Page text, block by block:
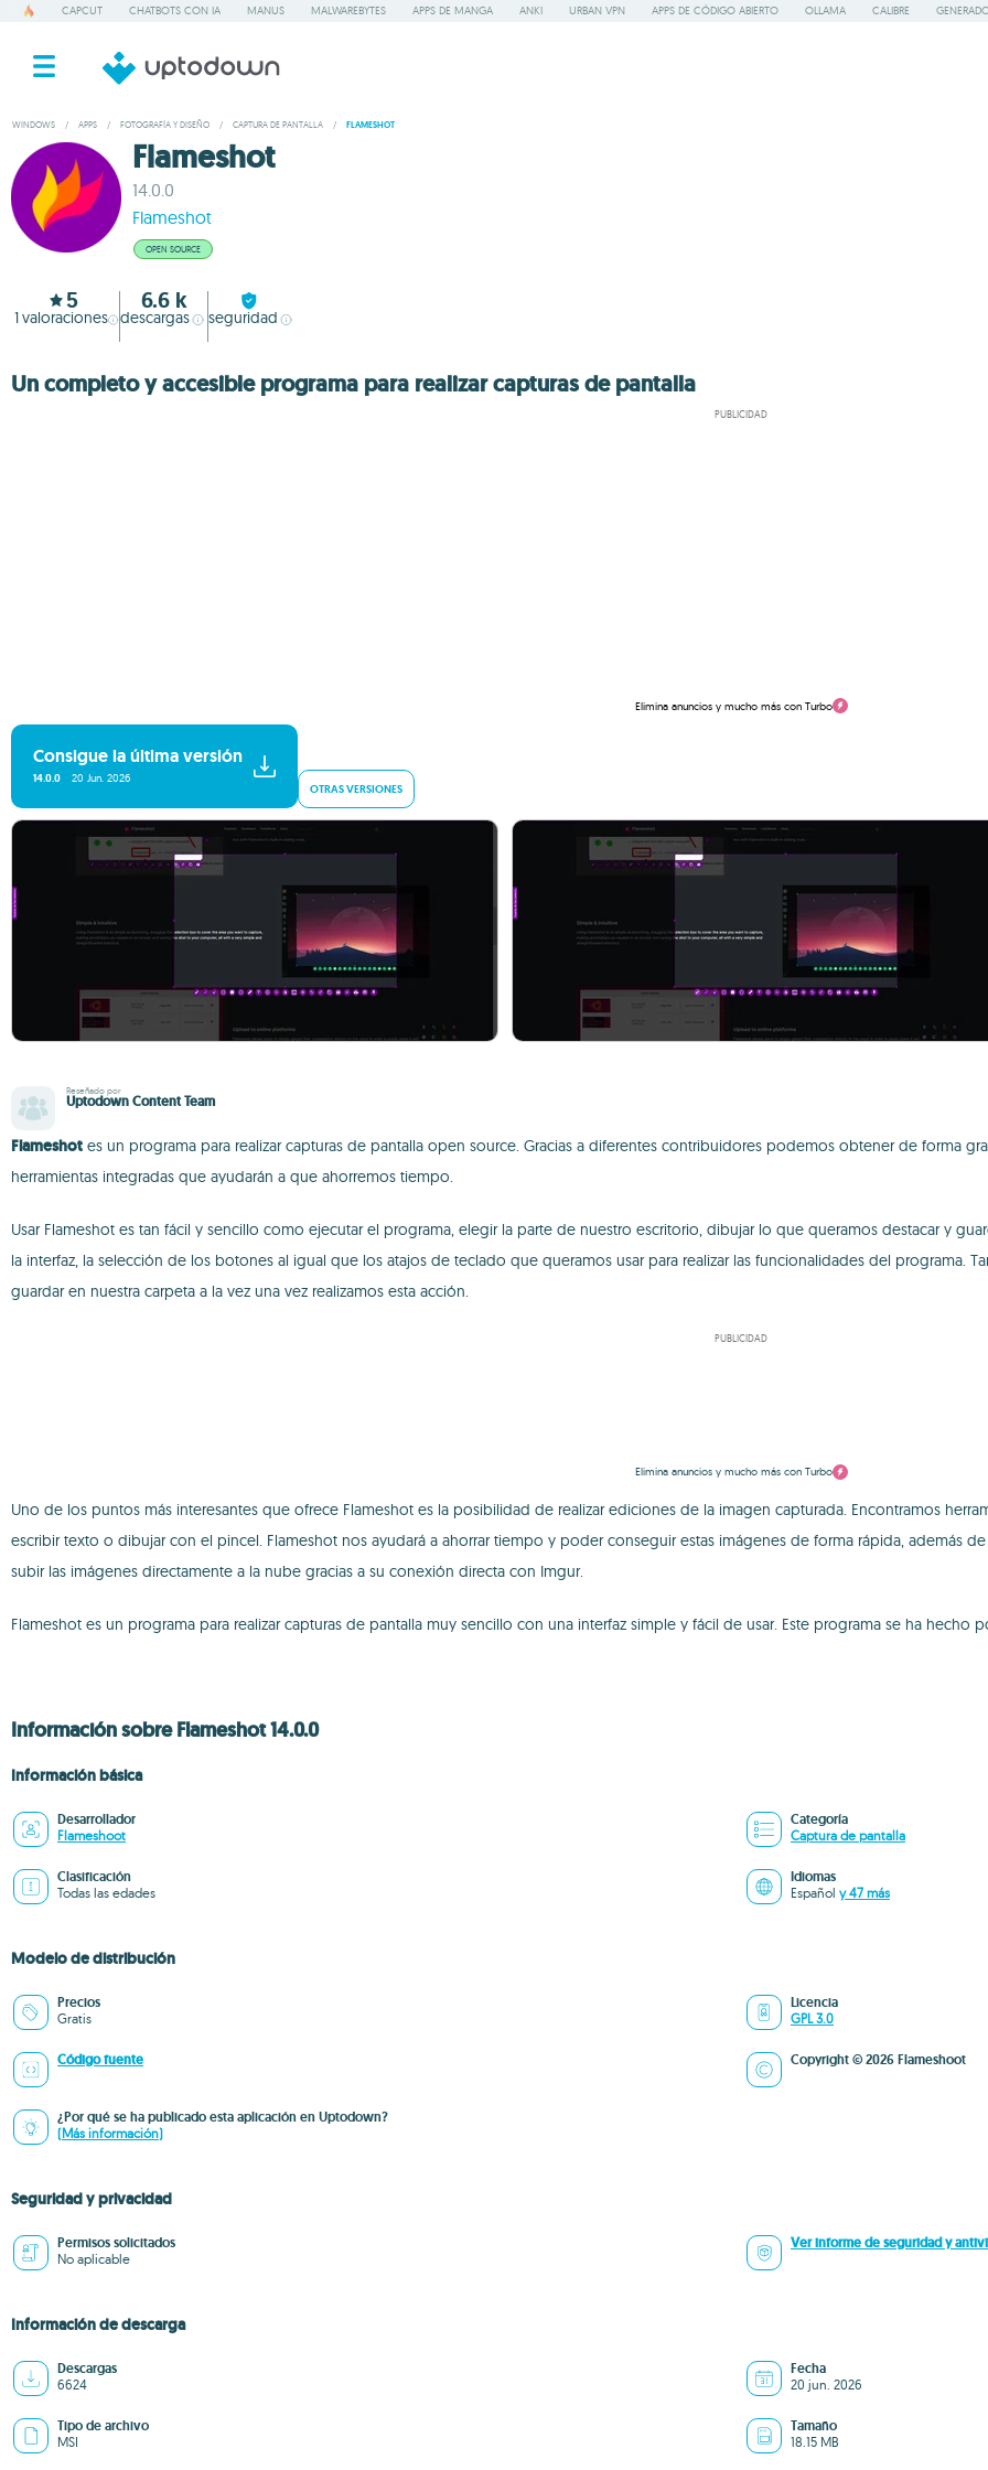
CAPCUT CHATBOTS CON IA MANUS MALWAREBYTES APPS DE MANGA ANKI URBAN VPN APPS DE CÓDIGO ABIERTO OLLAMA CALIBRE
WINDOWS / APPS / FOTOGRAFÍA Y DISEÑO / CAPTURA DE PANTALLA / FLAMESHOT
Flameshot
14.0.0
Flameshot
OPEN SOURCE
5
1valoraciones
6.6 k
descargas seguridad
Un completo y accesible programa para realizar capturas de pantalla
PUBLICIDAD
Elimina anuncios y mucho más con Turbo
Consigue la última versión
14.0.0 20 Jun. 2026
OTRAS VERSIONES
Reseñado por
Uptodown Content Team
Flameshot es un programa para realizar capturas de pantalla open source. Gracias a diferentes contribuidores podemos obtener de forma
herramientas integradas que ayudarán a que ahorremos tiempo.
Usar Flameshot es tan fácil y sencillo como ejecutar el programa, elegir la parte de nuestro escritorio, dibujar lo que queramos destacar y
la interfaz, la selección de los botones al igual que los atajos de teclado que queramos usar para realizar las funcionalidades del
guardar en nuestra carpeta a la vez una vez realizamos esta acción.
PUBLICIDAD
Elimina anuncios y mucho más con Turbo
Uno de los puntos más interesantes que ofrece Flameshot es la posibilidad de realizar ediciones de la imagen capturada. Encontramos
escribir texto o dibujar con el pincel. Flameshot nos ayudará a ahorrar tiempo y poder conseguir estas imágenes de forma rápida, además
subir las imágenes directamente a la nube gracias a su conexión directa con Imgur.
Flameshot es un programa para realizar capturas de pantalla muy sencillo con una interfaz simple y fácil de usar. Este programa se ha
Información sobre Flameshot 14.0.0
Información básica
Desarrollador
Flameshoot
Categoría
Captura de pantalla
Clasificación
Todas las edades
Idiomas
Español y 47 más
Modelo de distribución
Precios
Gratis
Licencia
GPL 3.0
Código fuente Copyright © 2026 Flameshoot
¿Por qué se ha publicado esta aplicación en Uptodown?
(Más información)
Seguridad y privacidad
Permisos solicitados
No aplicable
Ver informe de seguridad y
Información de descarga
Descargas
6624
Fecha
20 jun. 2026
Tipo de archivo
MSI
Tamaño
18.15 MB